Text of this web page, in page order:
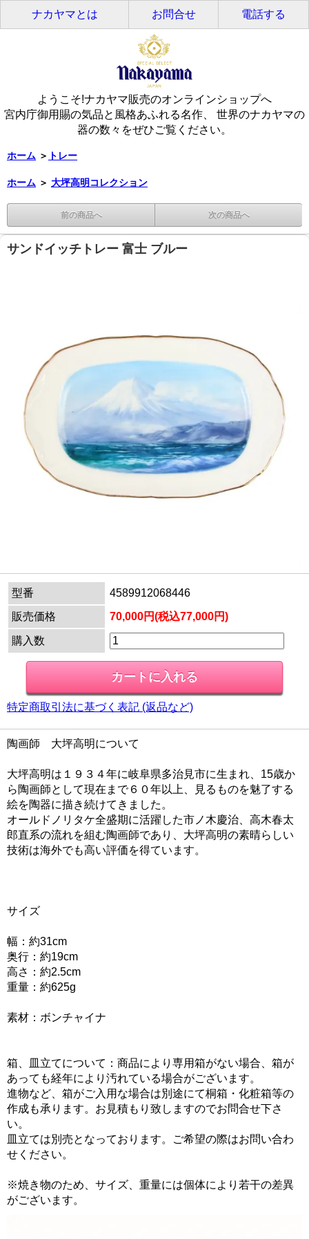
ナカヤマとは お問合せ 電話する
ようこそ!ナカヤマ販売のオンラインショップへ
宮内庁御用賜の気品と風格あふれる名作、 世界のナカヤマの
器の数々をぜひご覧ください。
ホーム ＞ トレー
ホーム ＞ 大坪高明コレクション
前の商品へ 次の商品へ
サンドイッチトレー 富士 ブルー
型番
4589912068446
販売価格
70,000円(税込77,000円)
購入数
特定商取引法に基づく表記 (返品など)
陶画師 大坪高明について
大坪高明は１９３４年に岐阜県多治見市に生まれ、15歳か
ら陶画師として現在まで６０年以上、見るものを魅了する
絵を陶器に描き続けてきました。
オールドノリタケ全盛期に活躍した市ノ木慶治、高木春太
郎直系の流れを組む陶画師であり、大坪高明の素晴らしい
技術は海外でも高い評価を得ています。
サイズ
幅：約31cm
奥行：約19cm
高さ：約2.5cm
重量：約625g
素材：ボンチャイナ
箱、皿立てについて：商品により専用箱がない場合、箱が
あっても経年により汚れている場合がございます。
進物など、箱がご入用な場合は別途にて桐箱・化粧箱等の
作成も承ります。お見積もり致しますのでお問合せ下さ
い。
皿立ては別売となっております。ご希望の際はお問い合わ
せください。
※焼き物のため、サイズ、重量には個体により若干の差異
がございます。